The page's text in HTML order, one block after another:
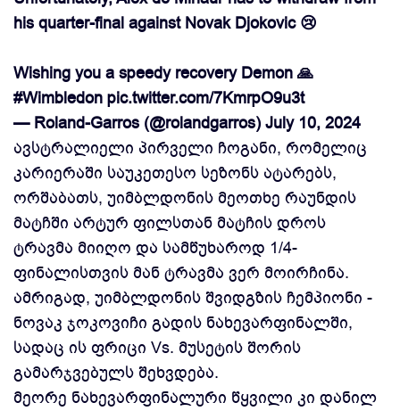
his quarter-final against Novak Djokovic 😢
Wishing you a speedy recovery Demon 🙏
#Wimbledon pic.twitter.com/7KmrpO9u3t
— Roland-Garros (@rolandgarros) July 10, 2024
ავსტრალიელი პირველი ჩოგანი, რომელიც
კარიერაში საუკეთესო სეზონს ატარებს,
ორშაბათს, უიმბლდონის მეოთხე რაუნდის
მატჩში არტურ ფილსთან მატჩის დროს
ტრავმა მიიღო და სამწუხაროდ 1/4-
ფინალისთვის მან ტრავმა ვერ მოირჩინა.
ამრიგად, უიმბლდონის შვიდგზის ჩემპიონი -
ნოვაკ ჯოკოვიჩი გადის ნახევარფინალში,
სადაც ის ფრიცი Vs. მუსეტის შორის
გამარჯვებულს შეხვდება.
მეორე ნახევარფინალური წყვილი კი დანილ